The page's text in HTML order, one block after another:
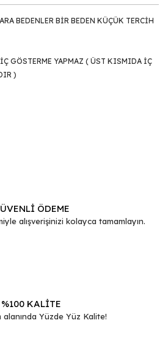
BEDENLER BİR BEDEN KÜÇÜK TERCİH
GÖSTERME YAPMAZ ( ÜST KISMIDA İÇ
)
bulunuyor.
ÖDEME
alışverişinizi kolayca tamamlayın.
%100 KALİTE
alanında Yüzde Yüz Kalite!